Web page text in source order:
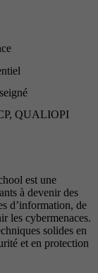
QUALIOPI
est une
à devenir des
d’information, de
les cybermenaces.
solides en
et en protection